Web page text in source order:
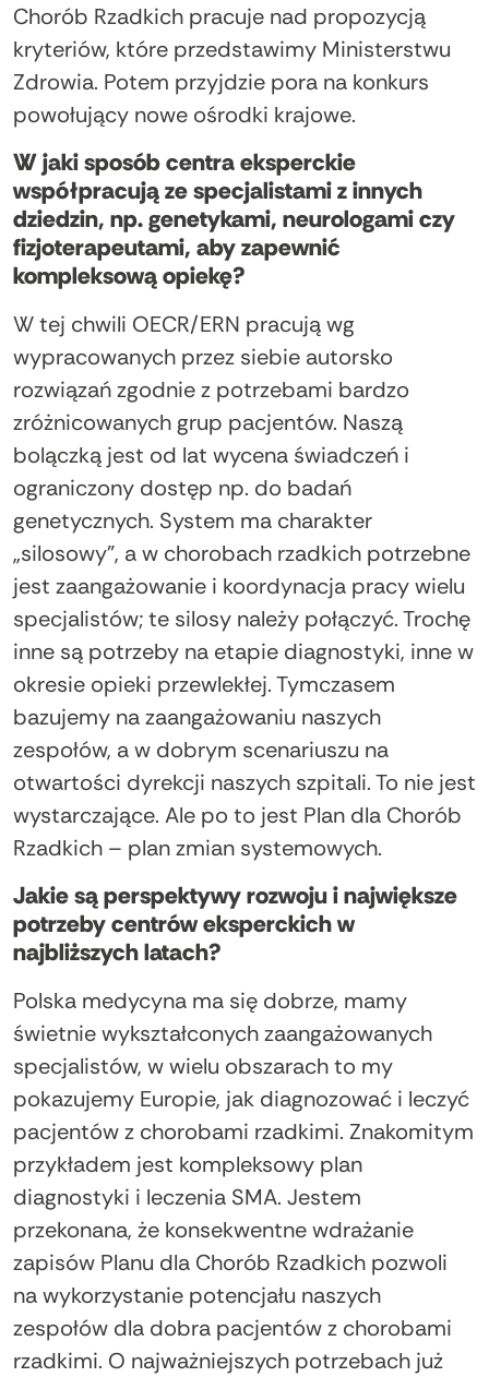
Chorób Rzadkich pracuje nad propozycją
kryteriów, które przedstawimy Ministerstwu
Zdrowia. Potem przyjdzie pora na konkurs
powołujący nowe ośrodki krajowe.
W jaki sposób centra eksperckie
współpracują ze specjalistami z innych
dziedzin, np. genetykami, neurologami czy
fizjoterapeutami, aby zapewnić
kompleksową opiekę?
W tej chwili OECR/ERN pracują wg
wypracowanych przez siebie autorsko
rozwiązań zgodnie z potrzebami bardzo
zróżnicowanych grup pacjentów. Naszą
bolączką jest od lat wycena świadczeń i
ograniczony dostęp np. do badań
genetycznych. System ma charakter
„silosowy”, a w chorobach rzadkich potrzebne
jest zaangażowanie i koordynacja pracy wielu
specjalistów; te silosy należy połączyć. Trochę
inne są potrzeby na etapie diagnostyki, inne w
okresie opieki przewlekłej. Tymczasem
bazujemy na zaangażowaniu naszych
zespołów, a w dobrym scenariuszu na
otwartości dyrekcji naszych szpitali. To nie jest
wystarczające. Ale po to jest Plan dla Chorób
Rzadkich – plan zmian systemowych.
Jakie są perspektywy rozwoju i największe
potrzeby centrów eksperckich w
najbliższych latach?
Polska medycyna ma się dobrze, mamy
świetnie wykształconych zaangażowanych
specjalistów, w wielu obszarach to my
pokazujemy Europie, jak diagnozować i leczyć
pacjentów z chorobami rzadkimi. Znakomitym
przykładem jest kompleksowy plan
diagnostyki i leczenia SMA. Jestem
przekonana, że konsekwentne wdrażanie
zapisów Planu dla Chorób Rzadkich pozwoli
na wykorzystanie potencjału naszych
zespołów dla dobra pacjentów z chorobami
rzadkimi. O najważniejszych potrzebach już